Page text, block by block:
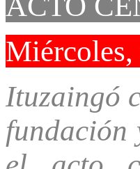
Miércoles,
Ituzaingó
fundación